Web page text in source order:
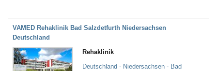
VAMED Rehaklinik Bad Salzdetfurth Niedersachsen
Deutschland
Rehaklinik
Deutschland - Niedersachsen - Bad